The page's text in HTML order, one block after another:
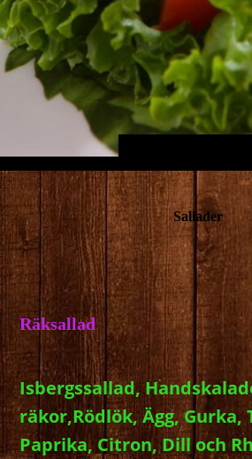
Sallader
Räksallad
Isbergssallad,
räkor,Rödlök, Ägg, Gurka,
Paprika, Citron, Dill och